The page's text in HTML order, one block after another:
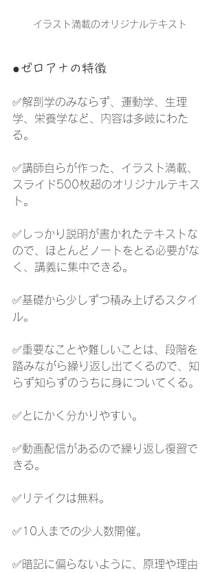
イラスト満載のオリジナルテキスト
●ゼロアナの特徴
✅解剖学のみならず、運動学、生理
学、栄養学など、内容は多岐にわた
る。
✅講師自らが作った、イラスト満載、
スライド500枚超のオリジナルテキス
ト。
✅しっかり説明が書かれたテキストな
ので、ほとんどノートをとる必要がな
く、講義に集中できる。
✅基礎から少しずつ積み上げるスタイ
ル。
✅重要なことや難しいことは、段階を
踏みながら繰り返し出てくるので、知
らず知らずのうちに身についてくる。
✅とにかく分かりやすい。
✅動画配信があるので繰り返し復習で
きる。
✅リテイクは無料。
✅10人までの少人数開催。
✅暗記に偏らないように、原理や理由